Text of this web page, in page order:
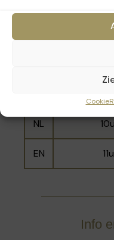
Cookie
10u00 ·
NL
EN
Info